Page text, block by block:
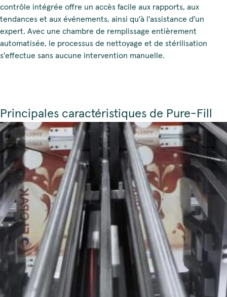
contrôle intégrée offre un accès facile aux rapports, aux
tendances et aux événements, ainsi qu'à l'assistance d'un
expert. Avec une chambre de remplissage entièrement
automatisée, le processus de nettoyage et de stérilisation
s'effectue sans aucune intervention manuelle.
Principales caractéristiques de Pure-Fill